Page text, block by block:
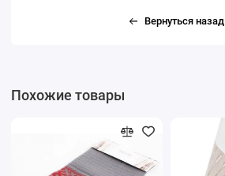
Вернуться назад
Похожие товары